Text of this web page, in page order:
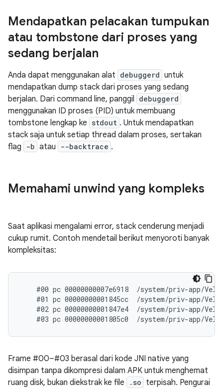
Mendapatkan pelacakan tumpukan
atau tombstone dari proses yang
sedang berjalan
Anda dapat menggunakan alat debuggerd untuk
mendapatkan dump stack dari proses yang sedang
berjalan. Dari command line, panggil debuggerd
menggunakan ID proses (PID) untuk membuang
tombstone lengkap ke stdout . Untuk mendapatkan
stack saja untuk setiap thread dalam proses, sertakan
flag
-b atau --backtrace .
Memahami unwind yang kompleks
Saat aplikasi mengalami error, stack cenderung menjadi
cukup rumit. Contoh mendetail berikut menyoroti banyak
kompleksitas:
#00 pc 00000000007e6918  /system/priv-app/
#01 pc 00000000001845cc  /system/priv-app/
#02 pc 00000000001847e4  /system/priv-app/
Frame #00–#03 berasal dari kode JNI native yang
disimpan tanpa dikompresi dalam APK untuk menghemat
ruang disk, bukan diekstrak ke file
.so terpisah. Pengurai